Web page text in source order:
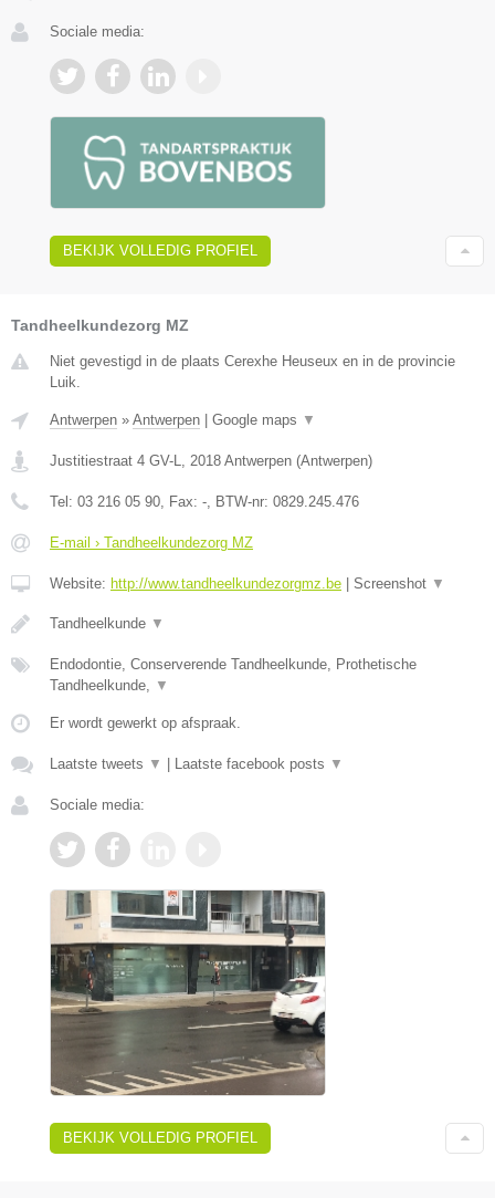
Sociale media:
BEKIJK VOLLEDIG PROFIEL
Tandheelkundezorg MZ
Niet gevestigd in de plaats Cerexhe Heuseux en in de provincie
Luik.
Antwerpen » Antwerpen Google maps ▼
Justitiestraat 4 GV-L 2018 Antwerpen (Antwerpen)
Tel: 03 216 05 90 , Fax: - , BTW-nr: 0829.245.476
E-mail › Tandheelkundezorg MZ
Website: http://www.tandheelkundezorgmz.be Screenshot ▼
Tandheelkunde ▼
Endodontie, Conserverende Tandheelkunde, Prothetische
Tandheelkunde,
▼
Er wordt gewerkt op afspraak.
Laatste tweets ▼ Laatste facebook posts ▼
Sociale media:
BEKIJK VOLLEDIG PROFIEL